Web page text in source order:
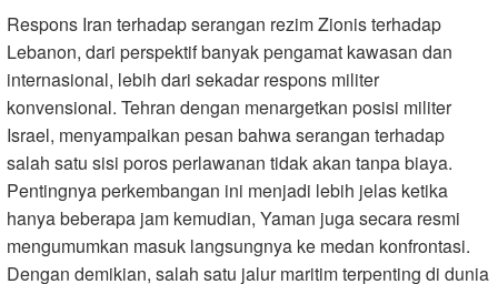
Respons Iran terhadap serangan rezim Zionis terhadap
Lebanon, dari perspektif banyak pengamat kawasan dan
internasional, lebih dari sekadar respons militer
konvensional. Tehran dengan menargetkan posisi militer
Israel, menyampaikan pesan bahwa serangan terhadap
salah satu sisi poros perlawanan tidak akan tanpa biaya.
Pentingnya perkembangan ini menjadi lebih jelas ketika
hanya beberapa jam kemudian, Yaman juga secara resmi
mengumumkan masuk langsungnya ke medan konfrontasi.
Dengan demikian, salah satu jalur maritim terpenting di dunia